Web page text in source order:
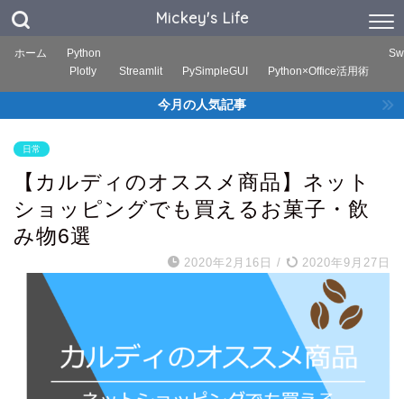
Mickey's Life
ホーム
Python
Plotly
Streamlit PySimpleGUI Python×Office活用術
今月の人気記事
日常
【カルディのオススメ商品】ネット
ショッピングでも買えるお菓子・飲
み物6選
2020年2月16日 / 2020年9月27日